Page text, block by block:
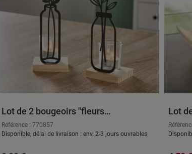
Lot de 2 bougeoirs "fleurs
métalliques"
Référence : 770857
Disponible, délai de livraison : env. 2-3 jours ouvrables
Lot